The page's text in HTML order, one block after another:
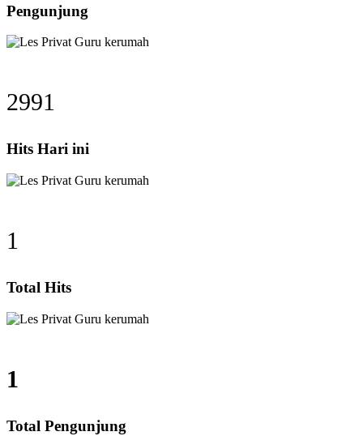
Pengunjung
2991
Hits Hari ini
1
Total Hits
1
Total Pengunjung